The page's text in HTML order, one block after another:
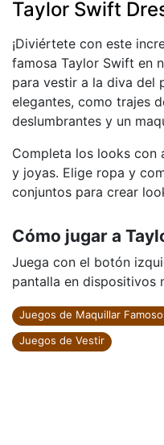
Taylor Swift
¡Diviértete con este
famosa Taylor Swift en
para vestir a la diva del
elegantes, como trajes
deslumbrantes y un
Completa los looks con
y joyas. Elige ropa y
conjuntos para crear
Cómo jugar a
Juega con el botón
pantalla en dispositivos
Juegos de Maquillar
Juegos de Vestir